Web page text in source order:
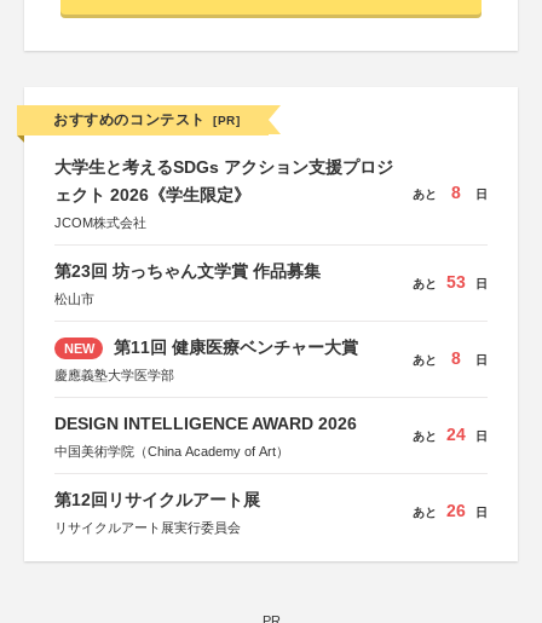
おすすめのコンテスト [PR]
大学生と考えるSDGs アクション支援プロジ
ェクト 2026《学生限定》
JCOM株式会社
あと 8 日
第23回 坊っちゃん文学賞 作品募集
松山市
あと 53 日
NEW 第11回 健康医療ベンチャー大賞
慶應義塾大学医学部
あと 8 日
DESIGN INTELLIGENCE AWARD 2026
中国美術学院（China Academy of Art）
あと 24 日
第12回リサイクルアート展
リサイクルアート展実行委員会
あと 26 日